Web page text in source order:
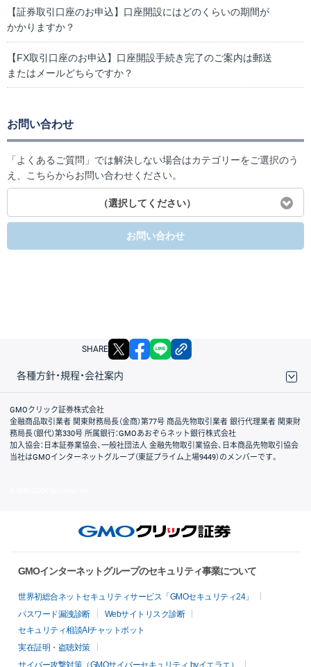
【証券取引口座のお申込】口座開設にはどのくらいの期間が
かかりますか？
【FX取引口座のお申込】口座開設手続き完了のご案内は郵送
またはメールどちらですか？
お問い合わせ
「よくあるご質問」では解決しない場合はカテゴリーをご選択のう
え、こちらからお問い合わせください。
（選択してください）
お問い合わせ
SHARE X facebook
各種方針・規程・会社案内
取引規程・約款
サイトマップ
その他のご案内
個人情報保護方針
最良執行方針
サイトのご利用について
ディスクレイマー
信託保全
リスク説明
会社案内
GMOクリック証券株式会社
金融商品取引業者 関東財務局長（金商）第77号 商品先物取引業者 銀行代理業者 関東財
務局長（銀代）第330号 所属銀行：GMOあおぞらネット銀行株式会社
加入協会：日本証券業協会、一般社団法人 金融先物取引業協会、日本商品先物取引協会
当社はGMOインターネットグループ（東証プライム上場9449）のメンバーです。
GMOインターネットグループのセキュリティ事業について
世界初総合ネットセキュリティサービス「GMOセキュリティ24」
パスワード漏洩診断
Webサイトリスク診断
セキュリティ相談AIチャットボット
実在証明・盗聴対策
サイバー攻撃対策（GMOサイバーセキュリティ byイエラエ）